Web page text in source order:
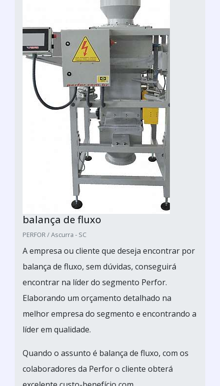
balança de fluxo
PERFOR / Ascurra - SC
A empresa ou cliente que deseja encontrar por
balança de fluxo, sem dúvidas, conseguirá
encontrar na líder do segmento Perfor.
Elaborando um orçamento detalhado na
melhor empresa do segmento e encontrando a
líder em qualidade.
Quando o assunto é balança de fluxo, com os
colaboradores da Perfor o cliente obterá